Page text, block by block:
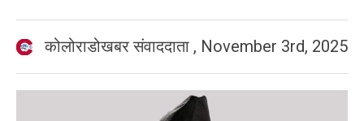
कोलोराडोखबर संवाददाता , November 3rd, 2025